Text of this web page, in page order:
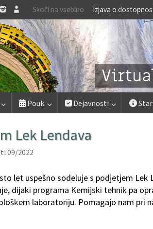
Skoči na vsebino Izjava o
Pouk Dejavnosti
Lek Lendava
09/2022
let uspešno sodeluje s podjetjem Lek
dijaki programa Kemijski tehnik pa
laboratoriju. Pomagajo nam pri